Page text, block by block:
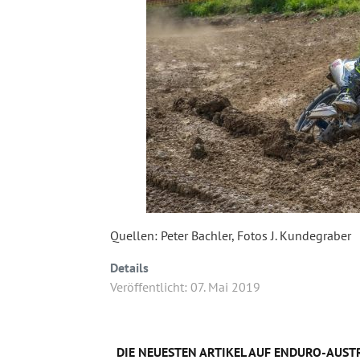
Quellen: Peter Bachler, Fotos J. Kundegraber
Details
Veröffentlicht: 07. Mai 2019
DIE NEUESTEN ARTIKEL AUF ENDURO-